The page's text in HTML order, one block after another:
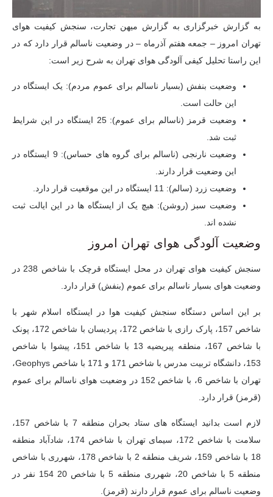
به گزارش خبرگزاری به گزارش میهن تجارت، سنجش کیفیت هوای
تهران امروز – جمعه هفتم آذرماه – در وضعیت ناسالم قرار دارد که در
این راستا تحلیل کیفی آلودگی هوای تهران به شرح زیر است:
وضعیت بنفش (بسیار ناسالم برای عموم مردم): یک ایستگاه در
این حالت است.
وضعیت قرمز (ناسالم برای عموم):
25 ایستگاه در این شرایط
ثبت شد.
وضعیت نارنجی (ناسالم برای گروه های حساس):
9 ایستگاه در
این وضعیت قرار دارند.
وضعیت زرد (سالم): 11
ایستگاه در این موقعیت قرار دارد.
وضعیت سبز (روشن): هیچ یک از ایستگاه ها در این ایالت ثبت
نشده اند.
وضعیت آلودگی هوای تهران امروز
سنجش کیفیت هوای تهران در محل ایستگاه قرچک با شاخص 238 در
وضعیت هوای بسیار ناسالم برای عموم (بنفش) قرار دارد.
بر این اساس دستگاه سنجش کیفیت هوا در ایستگاه اسلام شهر با
شاخص 157، پارک رازی با شاخص 172، پردیسان با شاخص 172، پونک
با شاخص 167، منطقه پیریضیه 13 با شاخص 151، پیشوا با شاخص
153، دانشگاه تربیت مدرس با شاخص 171 و 171 با شاخص Geophys،
تهران با شاخص 6، با شاخص 152 در وضعیت هوای ناسالم برای عموم
(قرمز) قرار دارد.
لازم است بدانید ایستگاه های ستاد بحران منطقه 7 با شاخص 157،
سلامت با شاخص 172، سیمای تهران با شاخص 174، شادآباد منطقه
18 با شاخص 159، شریف منطقه 2 با شاخص 178، شهرری با شاخص
منطقه 5 با شاخص 20، شهرری منطقه 5 با شاخص 20 154 نفر در
وضعیت ناسالم برای عموم قرار دارند (قرمز).